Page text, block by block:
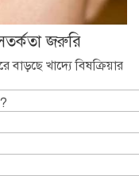
জরুরি
বাড়ছে খাদ্যে বিষক্রিয়ার